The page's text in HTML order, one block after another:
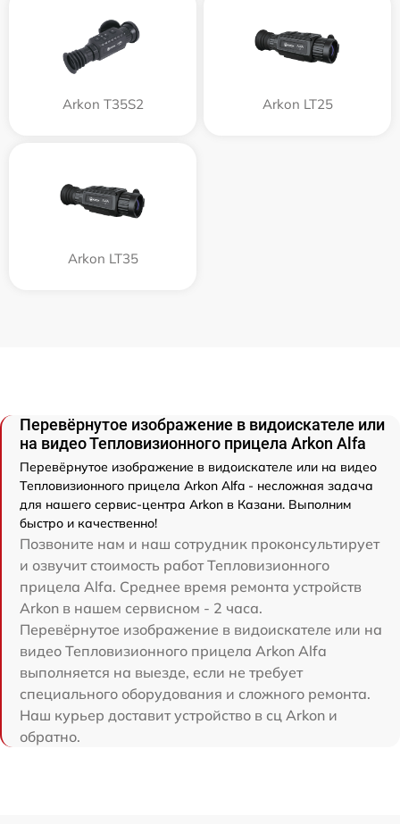
Arkon T35S2 Arkon LT25
Arkon LT35
Перевёрнутое изображение в видоискателе или
на видео Тепловизионного прицела Arkon Alfa
Перевёрнутое изображение в видоискателе или на видео
Тепловизионного прицела Arkon Alfa - несложная задача
для нашего сервис-центра Arkon в Казани. Выполним
быстро и качественно!
Позвоните нам и наш сотрудник проконсультирует
и озвучит стоимость работ Тепловизионного
прицела Alfa. Среднее время ремонта устройств
Arkon в нашем сервисном - 2 часа.
Перевёрнутое изображение в видоискателе или на
видео Тепловизионного прицела Arkon Alfa
выполняется на выезде, если не требует
специального оборудования и сложного ремонта.
Наш курьер доставит устройство в сц Arkon и
обратно.